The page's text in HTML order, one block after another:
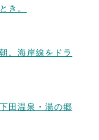
き。
。海岸線をドラ
田温泉・湯の郷